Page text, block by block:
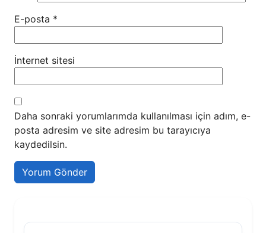
E-posta *
İnternet sitesi
Daha sonraki yorumlarımda kullanılması için adım, e-
posta adresim ve site adresim bu tarayıcıya
kaydedilsin.